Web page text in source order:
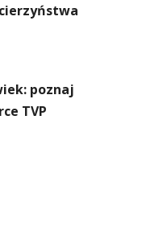
poznaj
TVP